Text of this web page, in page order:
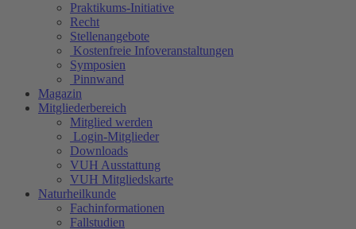
Praktikums-Initiative
Recht
Stellenangebote
Kostenfreie Infoveranstaltungen
Symposien
Pinnwand
Magazin
Mitgliederbereich
Mitglied werden
Login-Mitglieder
Downloads
VUH Ausstattung
VUH Mitgliedskarte
Naturheilkunde
Fachinformationen
Fallstudien